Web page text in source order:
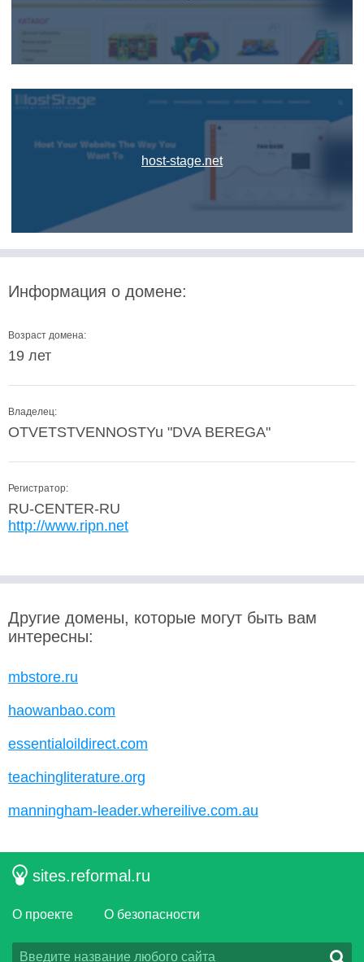
host-stage.net
Информация о домене:
Возраст домена:
19 лет
Владелец:
OTVETSTVENNOSTYu "DVA BEREGA"
Регистратор:
RU-CENTER-RU
http://www.ripn.net
Другие домены, которые могут быть вам
интересны:
mbstore.ru
haowanbao.com
essentialoildirect.com
teachingliterature.org
manningham-leader.whereilive.com.au
sites.reformal.ru
О проекте О безопасности